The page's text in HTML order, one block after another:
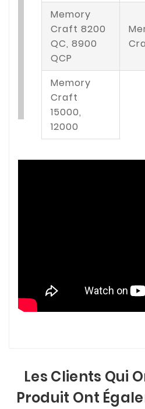
Memory
Craft 8200
QC, 8900
QCP
Memory
Craft
15000,
12000
Les Clients Qui
Produit Ont